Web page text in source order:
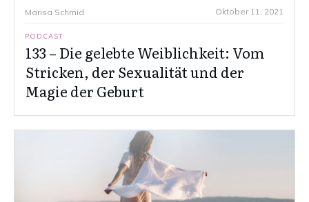
Marisa Schmid Oktober 11, 2021
PODCAST
133 – Die gelebte Weiblichkeit: Vom
Stricken, der Sexualität und der
Magie der Geburt